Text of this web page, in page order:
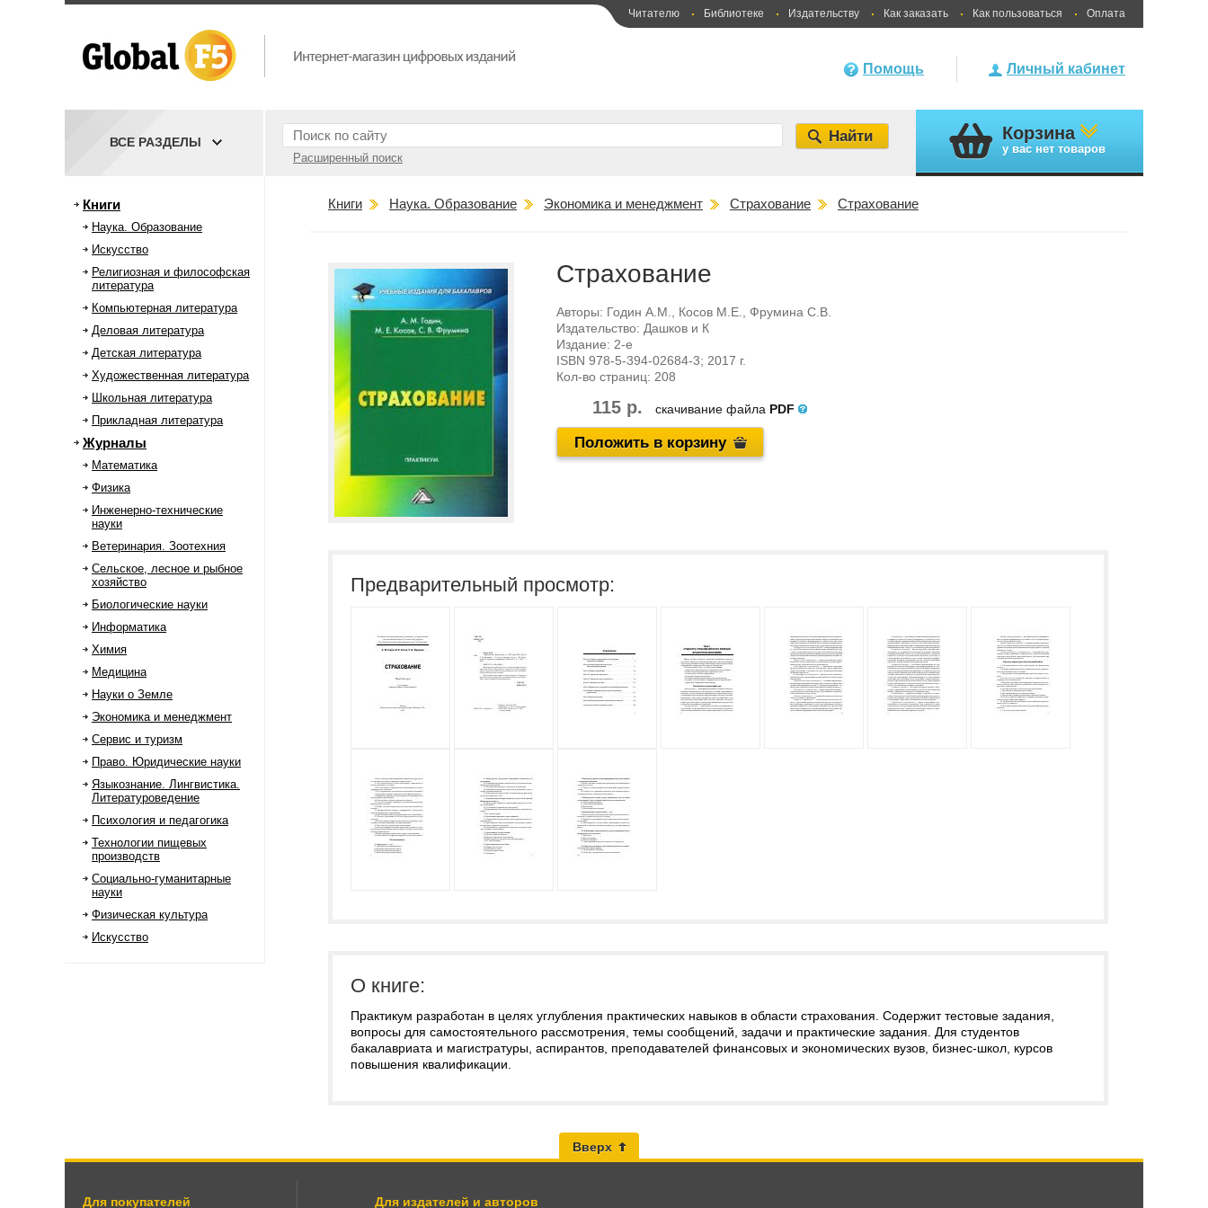
Читателю Библиотеке Издательству Как заказать Как пользоваться Оплата
Личный кабинет
Помощь
Расширенный поиск
ВСЕ РАЗДЕЛЫ Корзина
у вас нет товаров
Книги
Наука. Образование
Искусство
Религиозная и философская
литература
Компьютерная литература
Деловая литература
Детская литература
Художественная литература
Школьная литература
Прикладная литература
Журналы
Математика
Физика
Инженерно-технические
науки
Ветеринария. Зоотехния
Сельское, лесное и рыбное
хозяйство
Биологические науки
Информатика
Химия
Медицина
Науки о Земле
Экономика и менеджмент
Сервис и туризм
Право. Юридические науки
Языкознание. Лингвистика.
Литературоведение
Психология и педагогика
Технологии пищевых
производств
Социально-гуманитарные
науки
Физическая культура
Искусство
Книги Наука. Образование Экономика и менеджмент Страхование Страхование
Страхование
Авторы: Годин А.М. Косов М.Е.
Фрумина С.В.
Издательство: Дашков и К
Издание: 2-е
ISBN 978-5-394-02684-3; 2017 г.
Кол-во страниц: 208
115 р. скачивание файла PDF
Положить в корзину
Предварительный просмотр:
О книге:
Практикум разработан в целях углубления практических навыков в области страхования. Содержит тестовые задания,
вопросы для самостоятельного рассмотрения, темы сообщений, задачи и практические задания. Для студентов
бакалавриата и магистратуры, аспирантов, преподавателей финансовых и экономических вузов, бизнес-школ, курсов
повышения квалификации.
Вверх
Для покупателей Для издателей и авторов